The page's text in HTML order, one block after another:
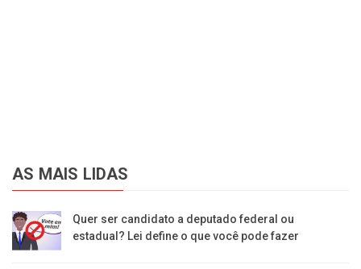
AS MAIS LIDAS
Quer ser candidato a deputado federal ou
estadual? Lei define o que você pode fazer